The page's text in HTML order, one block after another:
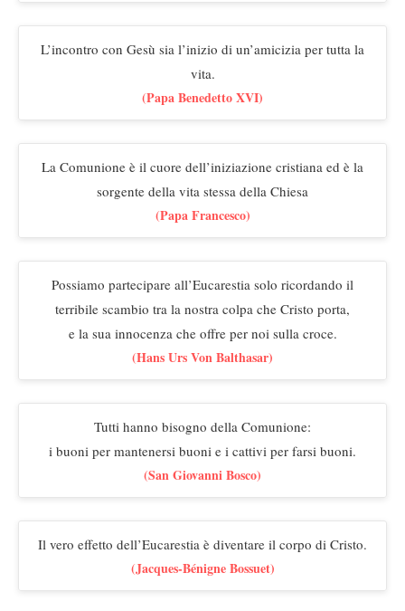
L’incontro con Gesù sia l’inizio di un’amicizia per tutta la
vita.
(Papa Benedetto XVI)
La Comunione è il cuore dell’iniziazione cristiana ed è la
sorgente della vita stessa della Chiesa
(Papa Francesco)
Possiamo partecipare all’Eucarestia solo ricordando il
terribile scambio tra la nostra colpa che Cristo porta,
e la sua innocenza che offre per noi sulla croce.
(Hans Urs Von Balthasar)
Tutti hanno bisogno della Comunione:
i buoni per mantenersi buoni e i cattivi per farsi buoni.
(San Giovanni Bosco)
Il vero effetto dell’Eucarestia è diventare il corpo di Cristo.
(Jacques-Bénigne Bossuet)